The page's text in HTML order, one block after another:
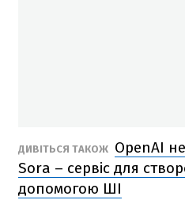
ДИВІТЬСЯ ТАКОЖ OpenAI
Sora – сервіс для
допомогою ШІ